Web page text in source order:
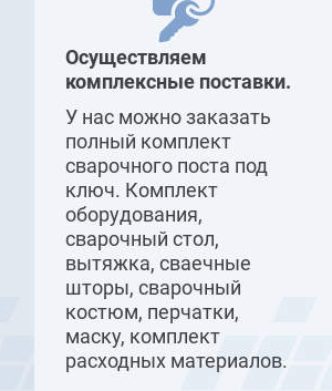
Осуществляем
комплексные поставки.
У нас можно заказать
полный комплект
сварочного поста под
ключ. Комплект
оборудования,
сварочный стол,
вытяжка, сваечные
шторы, сварочный
костюм, перчатки,
маску, комплект
расходных материалов.